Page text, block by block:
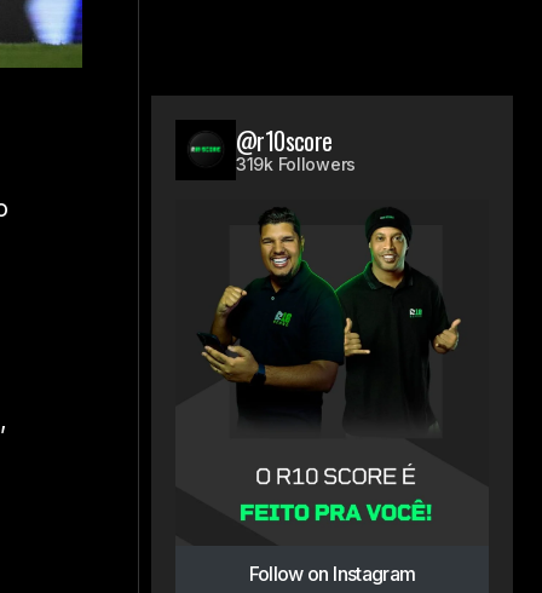
@r10score
319k Followers
Follow on Instagram